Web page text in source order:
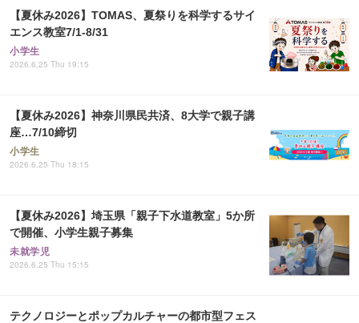
【夏休み2026】TOMAS、夏祭りを科学するサイ
エンス教室7/1-8/31
小学生
2026.6.25 Thu 19:15
【夏休み2026】神奈川県民共済、8大学で親子講
座…7/10締切
小学生
2026.6.25 Thu 18:15
【夏休み2026】埼玉県「親子下水道教室」5か所
で開催、小学生親子募集
未就学児
2026.6.25 Thu 15:15
テクノロジーとポップカルチャーの都市型フェス